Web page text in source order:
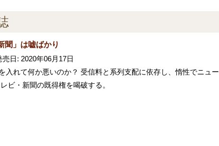
聞」は嘘ばかり
売日: 2020年06月17日
入れて何か悪いのか？ 受信料と系列支配に依存し、惰性でニュー
ビ・新聞の既得権を喝破する。